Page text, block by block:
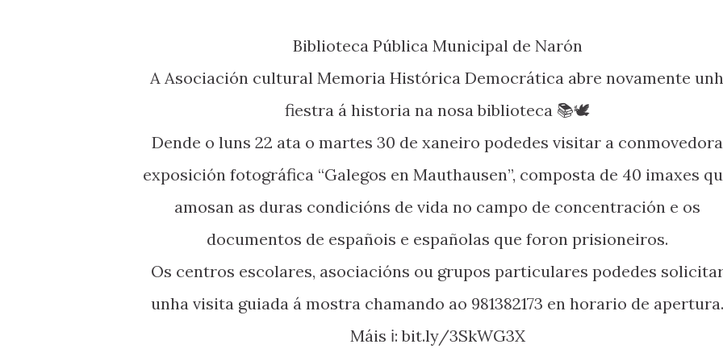
Biblioteca Pública Municipal de Narón
A Asociación cultural Memoria Histórica Democrática abre novamente
fiestra á historia na nosa biblioteca 📚🕊️
Dende o luns 22 ata o martes 30 de xaneiro podedes visitar a conmovedora
exposición fotográfica “Galegos en Mauthausen”, composta de 40 imaxes
amosan as duras condicións de vida no campo de concentración e os
documentos de españois e españolas que foron prisioneiros.
Os centros escolares, asociacións ou grupos particulares podedes
unha visita guiada á mostra chamando ao 981382173 en horario de apertura.
Máis ℹ️: bit.ly/3SkWG3X